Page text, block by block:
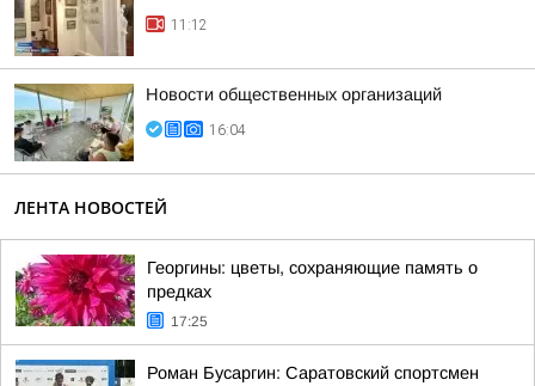
11:12
Новости общественных организаций
16:04
ЛЕНТА НОВОСТЕЙ
Георгины: цветы, сохраняющие память о
предках
17:25
Роман Бусаргин: Саратовский спортсмен